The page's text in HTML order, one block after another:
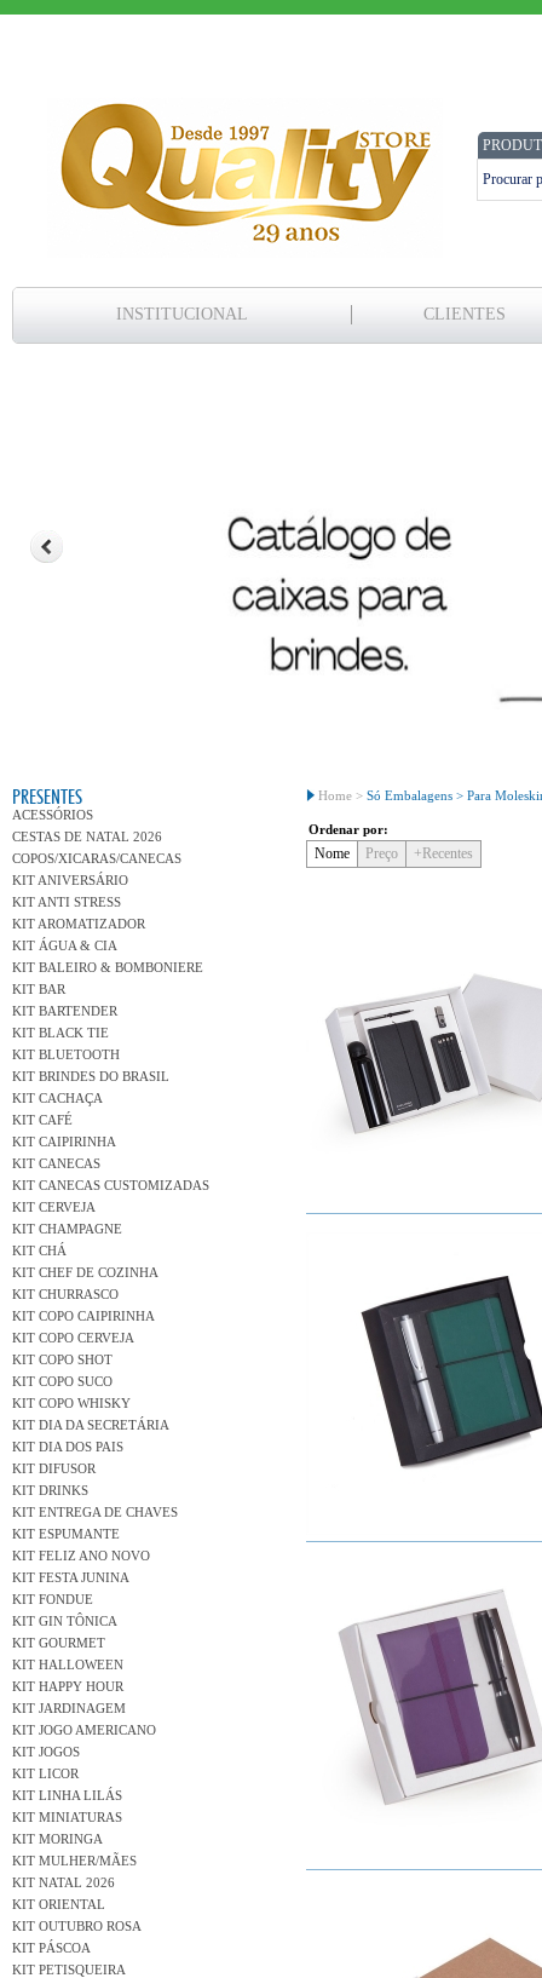
INSTITUCIONAL CLIENTES
PRESENTES
ACESSÓRIOS
CESTAS DE NATAL 2026
COPOS/XICARAS/CANECAS
KIT ANIVERSÁRIO
KIT ANTI STRESS
KIT AROMATIZADOR
KIT ÁGUA & CIA
KIT BALEIRO & BOMBONIERE
KIT BAR
KIT BARTENDER
KIT BLACK TIE
KIT BLUETOOTH
KIT BRINDES DO BRASIL
KIT CACHAÇA
KIT CAFÉ
KIT CAIPIRINHA
KIT CANECAS
KIT CANECAS CUSTOMIZADAS
KIT CERVEJA
KIT CHAMPAGNE
KIT CHÁ
KIT CHEF DE COZINHA
KIT CHURRASCO
KIT COPO CAIPIRINHA
KIT COPO CERVEJA
KIT COPO SHOT
KIT COPO SUCO
KIT COPO WHISKY
KIT DIA DA SECRETÁRIA
KIT DIA DOS PAIS
KIT DIFUSOR
KIT DRINKS
KIT ENTREGA DE CHAVES
KIT ESPUMANTE
KIT FELIZ ANO NOVO
KIT FESTA JUNINA
KIT FONDUE
KIT GIN TÔNICA
KIT GOURMET
KIT HALLOWEEN
KIT HAPPY HOUR
KIT JARDINAGEM
KIT JOGO AMERICANO
KIT JOGOS
KIT LICOR
KIT LINHA LILÁS
KIT MINIATURAS
KIT MORINGA
KIT MULHER/MÃES
KIT NATAL 2026
KIT ORIENTAL
KIT OUTUBRO ROSA
KIT PÁSCOA
KIT PETISQUEIRA
Home > Só Embalagens > Para
Ordenar por:
Nome Preço +Recentes